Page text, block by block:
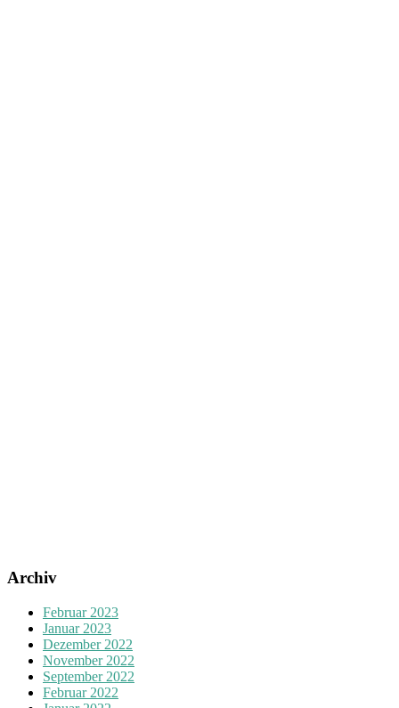
Archiv
Februar 2023
Januar 2023
Dezember 2022
November 2022
September 2022
Februar 2022